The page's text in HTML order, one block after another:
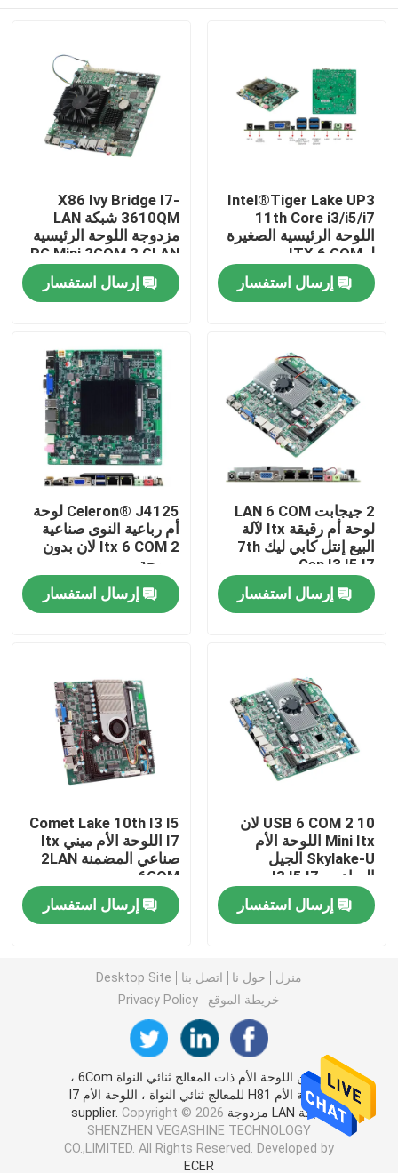
منزل
حول بنا
جولة في المعمل
ضبط الجودة
اتصل بنا
طلب اقتباس
لوحة الكمبيوتر الصناعية
كمبيوتر لوحي وعرة
كمبيوتر جدار الحماية
كمبيوتر صغير OPS
كمبيوتر لوحي صناعي
جهاز الكمبيوتر الخاص بالتعدين المشفر
اللوحة الأم ميني Itx
Intel®Tiger Lake UP3
11th Core i3/i5/i7
اللوحة الرئيسية الصغيرة
لـ ITX 6 COM
إرسال استفسار
X86 Ivy Bridge I7-
3610QM شبكة LAN
مزدوجة اللوحة الرئيسية
PC Mini 2COM 2 GLAN
للبنك ATM
إرسال استفسار
2 جيجابت LAN 6 COM
لوحة أم رقيقة Itx لآلة
البيع إنتل كابي ليك 7th
Gen I3 I5 I7
إرسال استفسار
Celeron® J4125 لوحة
أم رباعية النوى صناعية
Itx 6 COM 2 لان بدون
مروحة
إرسال استفسار
10 USB 6 COM 2 لان
Mini Itx اللوحة الأم
Skylake-U الجيل
السادس I3 I5 I7
إرسال استفسار
Comet Lake 10th I3 I5
I7 اللوحة الأم ميني Itx
صناعي المضمنة 2LAN
6COM
إرسال استفسار
منزل حول نا اتصل بنا
Desktop Site
خريطة الموقع
Privacy Policy
الصين اللوحة الأم ذات المعالج ثنائي النواة 6Com ،
اللوحة الأم H81 للمعالج ثنائي النواة ، اللوحة الأم I7
شبكة LAN مزدوجة supplier.
Copyright © 2026
SHENZHEN VEGASHINE TECHNOLOGY
CO.,LIMITED. All Rights Reserved. Developed by
ECER